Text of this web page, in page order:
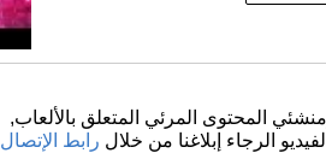
المحتوى المرئي المتعلق بالألعاب,
الرجاء إبلاغنا من خلال رابط الإتصال